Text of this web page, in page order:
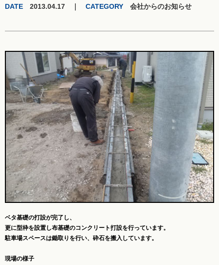
DATE 2013.04.17 ｜ CATEGORY 会社からのお知らせ
ベタ基礎の打設が完了し、
更に型枠を設置し布基礎のコンクリート打設を行っています。
駐車場スペースは鋤取りを行い、砕石を搬入しています。
現場の様子